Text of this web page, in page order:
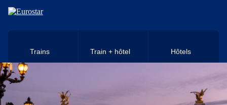
Aller au contenu principal
Trains Train + hôtel Hôtels